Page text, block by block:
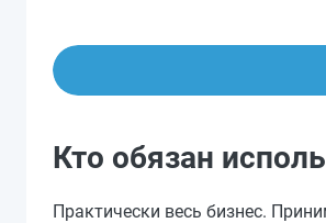
Кто обязан
Практически весь бизнес.